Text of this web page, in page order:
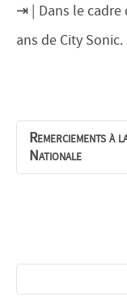
Dans le
ans de City Sonic.
Remerciements
Nationale